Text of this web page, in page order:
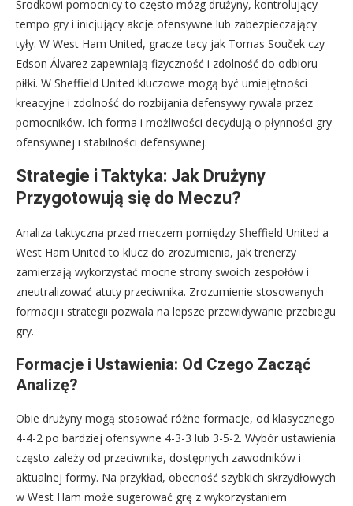
Środkowi pomocnicy to często mózg drużyny, kontrolujący
tempo gry i inicjujący akcje ofensywne lub zabezpieczający
tyły. W West Ham United, gracze tacy jak Tomas Souček czy
Edson Álvarez zapewniają fizyczność i zdolność do odbioru
piłki. W Sheffield United kluczowe mogą być umiejętności
kreacyjne i zdolność do rozbijania defensywy rywala przez
pomocników. Ich forma i możliwości decydują o płynności gry
ofensywnej i stabilności defensywnej.
Strategie i Taktyka: Jak Drużyny
Przygotowują się do Meczu?
Analiza taktyczna przed meczem pomiędzy Sheffield United a
West Ham United to klucz do zrozumienia, jak trenerzy
zamierzają wykorzystać mocne strony swoich zespołów i
zneutralizować atuty przeciwnika. Zrozumienie stosowanych
formacji i strategii pozwala na lepsze przewidywanie przebiegu
gry.
Formacje i Ustawienia: Od Czego Zacząć
Analizę?
Obie drużyny mogą stosować różne formacje, od klasycznego
4-4-2 po bardziej ofensywne 4-3-3 lub 3-5-2. Wybór ustawienia
często zależy od przeciwnika, dostępnych zawodników i
aktualnej formy. Na przykład, obecność szybkich skrzydłowych
w West Ham może sugerować grę z wykorzystaniem